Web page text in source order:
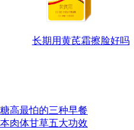
长期用黄芪霜擦脸好吗
高最怕的三种早餐
肉体甘草五大功效